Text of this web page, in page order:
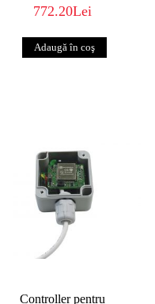
772.20Lei
Controller pentru